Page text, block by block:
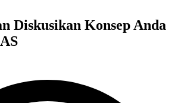
Diskusikan Konsep Anda